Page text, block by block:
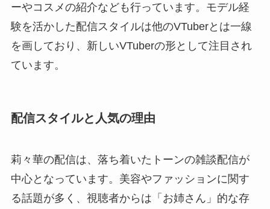
ーやコスメの紹介なども行っています。モデル経
験を活かした配信スタイルは他のVTuberとは一線
を画しており、新しいVTuberの形として注目され
ています。
配信スタイルと人気の理由
莉々華の配信は、落ち着いたトーンの雑談配信が
中心となっています。美容やファッションに関す
る話題が多く、視聴者からは「お姉さん」的な存